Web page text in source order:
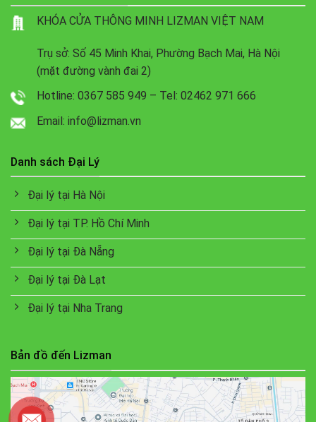
KHÓA CỬA THÔNG MINH LIZMAN VIỆT NAM
Trụ sở: Số 45 Minh Khai, Phường Bạch Mai, Hà Nội
(mặt đường vành đai 2)
Hotline: 0367 585 949 – Tel: 02462 971 666
Email: info@lizman.vn
Danh sách Đại Lý
Đại lý tại Hà Nội
Đại lý tại TP. Hồ Chí Minh
Đại lý tại Đà Nẵng
Đại lý tại Đà Lạt
Đại lý tại Nha Trang
Bản đồ đến Lizman